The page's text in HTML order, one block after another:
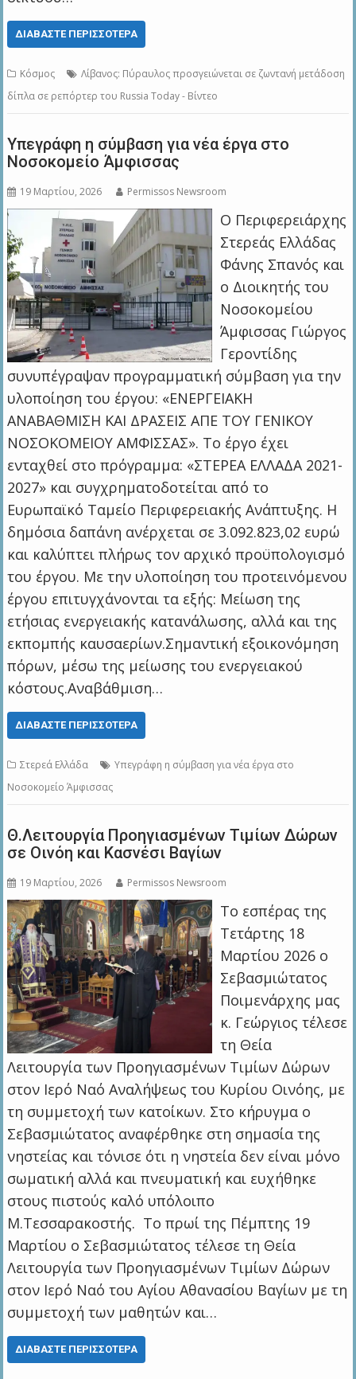
ΔΙΑΒΆΣΤΕ ΠΕΡΙΣΣΌΤΕΡΑ
Κόσμος
Λίβανος: Πύραυλος προσγειώνεται σε ζωντανή μετάδοση
δίπλα σε ρεπόρτερ του Russia Today - Βίντεο
Υπεγράφη η σύμβαση για νέα έργα στο
Νοσοκομείο Άμφισσας
19 Μαρτίου, 2026 Permissos Newsroom
Ο Περιφερειάρχης
Στερεάς Ελλάδας
Φάνης Σπανός και
ο Διοικητής του
Νοσοκομείου
Άμφισσας Γιώργος
Γεροντίδης
συνυπέγραψαν προγραμματική σύμβαση για την
υλοποίηση του έργου: «ΕΝΕΡΓΕΙΑΚΗ
ΑΝΑΒΑΘΜΙΣΗ ΚΑΙ ΔΡΑΣΕΙΣ ΑΠΕ ΤΟΥ ΓΕΝΙΚΟΥ
ΝΟΣΟΚΟΜΕΙΟΥ ΑΜΦΙΣΣΑΣ». Το έργο έχει
ενταχθεί στο πρόγραμμα: «ΣΤΕΡΕΑ ΕΛΛΑΔΑ 2021-
2027» και συγχρηματοδοτείται από το
Ευρωπαϊκό Ταμείο Περιφερειακής Ανάπτυξης. Η
δημόσια δαπάνη ανέρχεται σε 3.092.823,02 ευρώ
και καλύπτει πλήρως τον αρχικό προϋπολογισμό
του έργου. Με την υλοποίηση του προτεινόμενου
έργου επιτυγχάνονται τα εξής: Μείωση της
ετήσιας ενεργειακής κατανάλωσης, αλλά και της
εκπομπής καυσαερίων.Σημαντική εξοικονόμηση
πόρων, μέσω της μείωσης του ενεργειακού
κόστους.Αναβάθμιση…
ΔΙΑΒΆΣΤΕ ΠΕΡΙΣΣΌΤΕΡΑ
Στερεά Ελλάδα
Υπεγράφη η σύμβαση για νέα έργα στο
Νοσοκομείο Άμφισσας
Θ.Λειτουργία Προηγιασμένων Τιμίων Δώρων
σε Οινόη και Kασνέσι Βαγίων
19 Μαρτίου, 2026 Permissos Newsroom
Το εσπέρας της
Τετάρτης 18
Μαρτίου 2026 ο
Σεβασμιώτατος
Ποιμενάρχης μας
κ. Γεώργιος τέλεσε
τη Θεία
Λειτουργία των Προηγιασμένων Τιμίων Δώρων
στον Ιερό Ναό Αναλήψεως του Κυρίου Οινόης, με
τη συμμετοχή των κατοίκων. Στο κήρυγμα ο
Σεβασμιώτατος αναφέρθηκε στη σημασία της
νηστείας και τόνισε ότι η νηστεία δεν είναι μόνο
σωματική αλλά και πνευματική και ευχήθηκε
στους πιστούς καλό υπόλοιπο
Μ.Τεσσαρακοστής. Το πρωί της Πέμπτης 19
Μαρτίου ο Σεβασμιώτατος τέλεσε τη Θεία
Λειτουργία των Προηγιασμένων Τιμίων Δώρων
στον Ιερό Ναό του Αγίου Αθανασίου Βαγίων με τη
συμμετοχή των μαθητών και…
ΔΙΑΒΆΣΤΕ ΠΕΡΙΣΣΌΤΕΡΑ